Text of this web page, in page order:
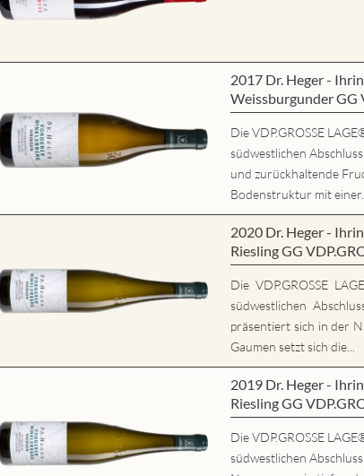
2017 Dr. Heger -
Weissburgunder GG
Die VDP.GROSSE
südwestlichen
und zurückhaltende
Bodenstruktur mit einer...
2020 Dr. Heger -
Riesling GG
Die VDP.GROSSE
südwestlichen
präsentiert sich in der
Gaumen setzt sich die...
2019 Dr. Heger -
Riesling GG
Die VDP.GROSSE
südwestlichen